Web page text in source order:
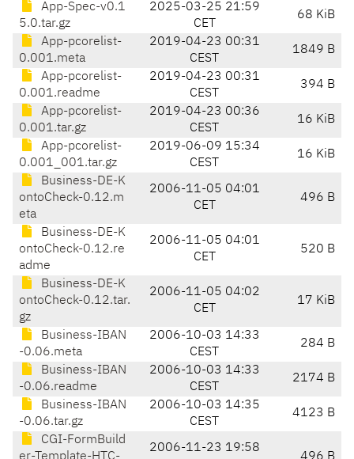
App-Spec-v0.1
5.0.tar.gz
2025-03-25 21:59
CET
68 KiB
App-pcorelist-
0.001.meta
2019-04-23 00:31
CEST
1849 B
App-pcorelist-
0.001.readme
2019-04-23 00:31
CEST
394 B
App-pcorelist-
0.001.tar.gz
2019-04-23 00:36
CEST
16 KiB
App-pcorelist-
0.001_001.tar.gz
2019-06-09 15:34
CEST
16 KiB
Business-DE-K
ontoCheck-0.12.m
eta
2006-11-05 04:01
CET
496 B
Business-DE-K
ontoCheck-0.12.re
adme
2006-11-05 04:01
CET
520 B
Business-DE-K
ontoCheck-0.12.tar.
gz
2006-11-05 04:02
CET
17 KiB
Business-IBAN
-0.06.meta
2006-10-03 14:33
CEST
284 B
Business-IBAN
-0.06.readme
2006-10-03 14:33
CEST
2174 B
Business-IBAN
-0.06.tar.gz
2006-10-03 14:35
CEST
4123 B
CGI-FormBuild
2006-11-23 19:58